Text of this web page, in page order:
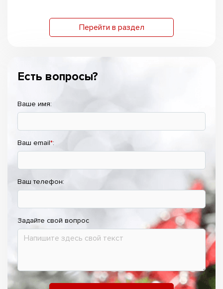
Перейти в раздел
Есть вопросы?
Ваше имя:
Ваш email*:
Ваш телефон:
Задайте свой вопрос